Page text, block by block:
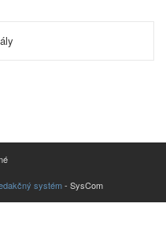
systém- SysCom